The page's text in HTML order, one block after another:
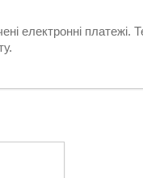
електронні